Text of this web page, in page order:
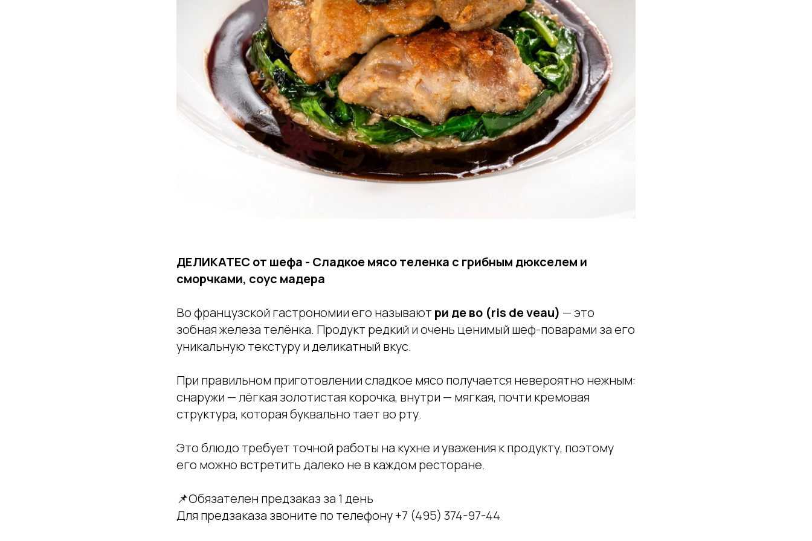
ДЕЛИКАТЕС от шефа - Сладкое мясо теленка с грибным дюкселем и
сморчками, соус мадера
Во французской гастрономии его называют ри де во (ris de veau) — это
зобная железа телёнка. Продукт редкий и очень ценимый шеф-поварами за его
уникальную текстуру и деликатный вкус.
При правильном приготовлении сладкое мясо получается невероятно нежным:
снаружи — лёгкая золотистая корочка, внутри — мягкая, почти кремовая
структура, которая буквально тает во рту.
Это блюдо требует точной работы на кухне и уважения к продукту, поэтому
его можно встретить далеко не в каждом ресторане.
📌Обязателен предзаказ за 1 день
Для предзаказа звоните по телефону +7 (495) 374-97-44